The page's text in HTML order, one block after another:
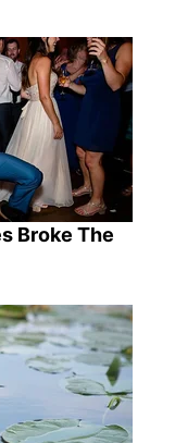
Broke The